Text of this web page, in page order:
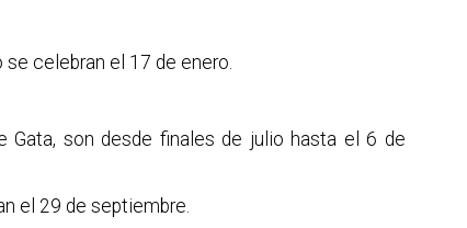
se celebran el 17 de enero.
Gata, son desde finales de julio hasta el 6 de
el 29 de septiembre.